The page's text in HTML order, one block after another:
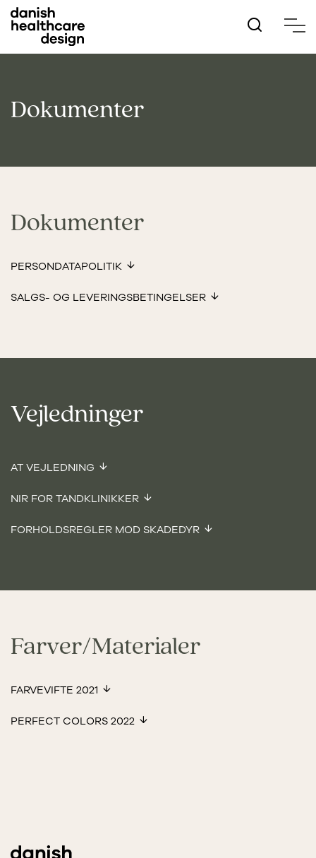
Hop
hovedindhold
Dokumenter
Dokumenter
PERSONDATAPOLITIK
SALGS- OG LEVERINGSBETINGELSER
Vejledninger
AT VEJLEDNING
NIR FOR TANDKLINIKKER
FORHOLDSREGLER MOD SKADEDYR
Farver/Materialer
FARVEVIFTE 2021
PERFECT COLORS 2022